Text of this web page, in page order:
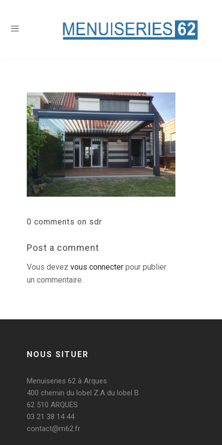
0 comments on sdr
Post a comment
Vous devez vous connecter pour publier
un commentaire.
NOUS SITUER
Menuiseries 62 à Arques
400 chemin du lobel Z.A du lobel B
62 510 ARQUES
03 21 38 14 44
contact@m62.fr